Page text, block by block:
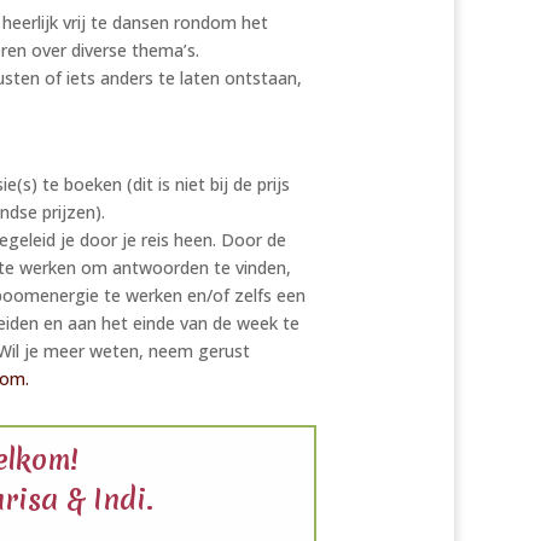
vrij te dansen rondom het
over diverse thema’s.
of iets anders te laten ontstaan,
te boeken (dit is niet bij de prijs
prijzen).
je door je reis heen. Door de
werken om antwoorden te vinden,
te werken en/of zelfs een
en aan het einde van de week te
je meer weten, neem gerust
.
& Indi.